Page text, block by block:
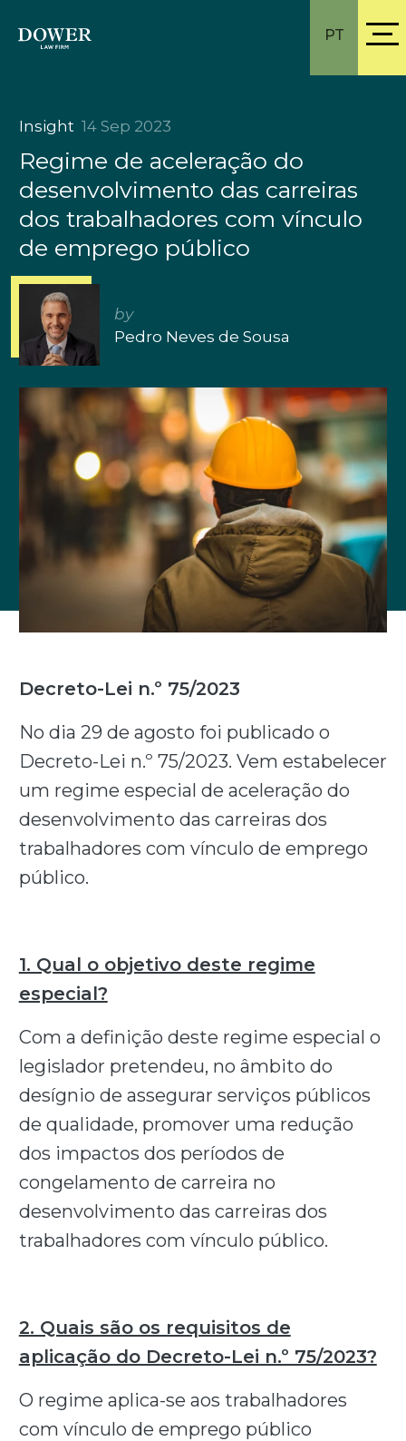
PT
Insight 14 Sep 2023
Regime de aceleração do
desenvolvimento das carreiras
dos trabalhadores com vínculo
de emprego público
by
Pedro Neves de Sousa
Decreto-Lei n.º 75/2023
No dia 29 de agosto foi publicado o
Decreto-Lei n.º 75/2023. Vem estabelecer
um regime especial de aceleração do
desenvolvimento das carreiras dos
trabalhadores com vínculo de emprego
público.
1. Qual o objetivo deste regime
especial?
Com a definição deste regime especial o
legislador pretendeu, no âmbito do
desígnio de assegurar serviços públicos
de qualidade, promover uma redução
dos impactos dos períodos de
congelamento de carreira no
desenvolvimento das carreiras dos
trabalhadores com vínculo público.
2. Quais são os requisitos de
aplicação do Decreto-Lei n.º 75/2023?
O regime aplica-se aos trabalhadores
com vínculo de emprego público